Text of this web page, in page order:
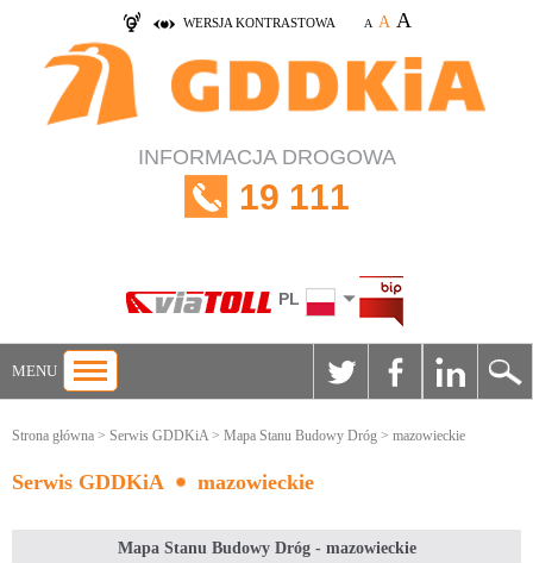
WERSJA KONTRASTOWA A A A
INFORMACJA DROGOWA
19 111
PL
MENU
Strona główna > Serwis GDDKiA> Mapa Stanu Budowy Dróg > mazowieckie
Serwis GDDKiA mazowieckie
Mapa Stanu Budowy Dróg - mazowieckie